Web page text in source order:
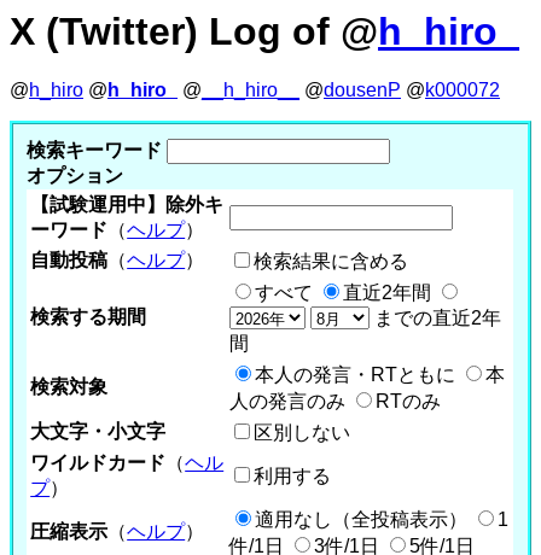
X (Twitter) Log of @h_hiro_
@h_hiro @ h_hiro_ @ __h_hiro__ @dousenP @k000072
検索キーワード
オプション
【試験運用中】除外キ
ーワード （ヘルプ）
自動投稿 （ヘルプ） 検索結果に含める
検索する期間
すべて
直近2年間
までの直近2年
間
検索対象
本人の発言・RTともに
本
人の発言のみ
RTのみ
大文字・小文字
区別しない
ワイルドカード （ヘル
プ）
利用する
圧縮表示 （ヘルプ）
適用なし（全投稿表示）
1
件/1日
3件/1日 5件/1日